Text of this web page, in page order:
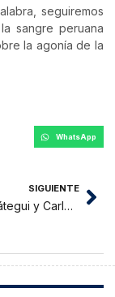
seguiremos
sangre peruana
la agonía de la
WhatsApp
SIGUIENTE
Rolando Reátegui y Carlomagno Pasquel